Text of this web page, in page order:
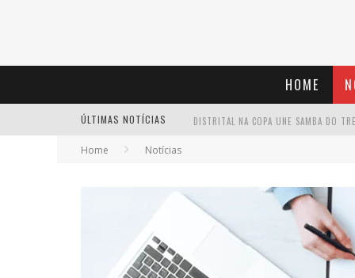
HOME
ÚLTIMAS NOTÍCIAS
Home Notícias